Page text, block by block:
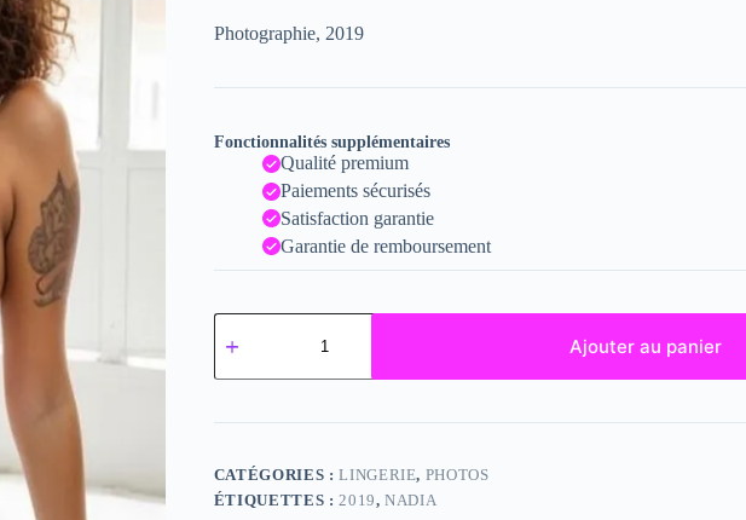
Photographie, 2019
Fonctionnalités supplémentaires
Qualité premium
Paiements sécurisés
Satisfaction garantie
Garantie de remboursement
quantité
de
Ajouter au panier
CATÉGORIES :LINGERIE, PHOTOS
ÉTIQUETTES : 2019,NADIA